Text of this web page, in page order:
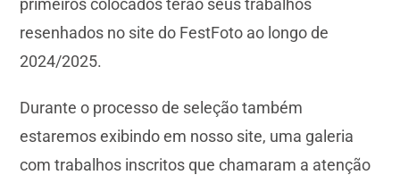
primeiros colocados terão seus trabalhos
resenhados no site do FestFoto ao longo de
2024/2025.
Durante o processo de seleção também
estaremos exibindo em nosso site, uma galeria
com trabalhos inscritos que chamaram a atenção